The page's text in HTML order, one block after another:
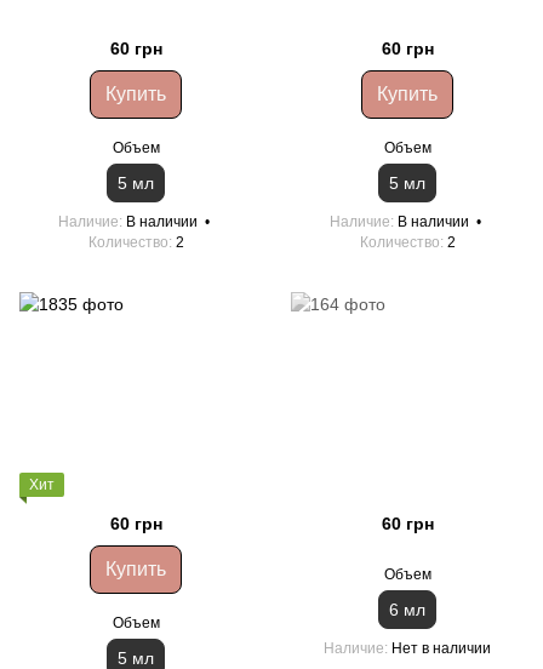
60 грн
Купить
Объем
5 мл
Наличие В наличии
Количество 2
60 грн
Купить
Объем
5 мл
Наличие В наличии
Количество 2
Хит
60 грн
Купить
Объем
5 мл
60 грн
Объем
6 мл
Наличие Нет в наличии